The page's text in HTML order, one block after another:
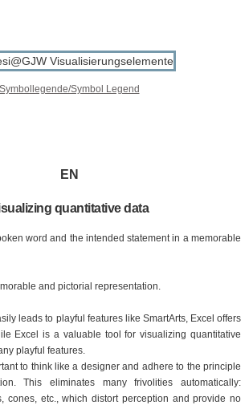
Symbollegende/Symbol Legend
EN
quantitative data
word and the intended statement in a memorable
and pictorial representation.
leads to playful features like SmartArts, Excel offers
Excel is a valuable tool for visualizing quantitative
playful features.
to think like a designer and adhere to the principle
This eliminates many frivolities automatically:
cones, etc., which distort perception and provide no